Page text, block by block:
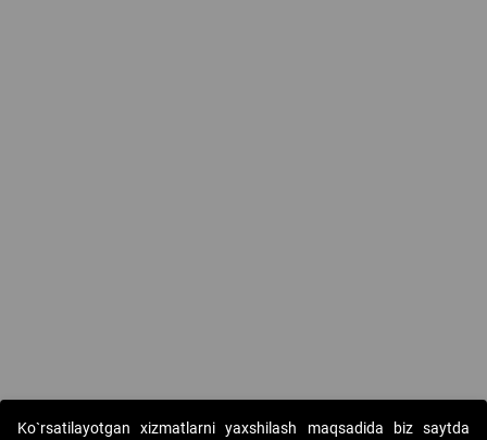
Ko`rsatilayotgan xizmatlarni yaxshilash maqsadida biz saytda